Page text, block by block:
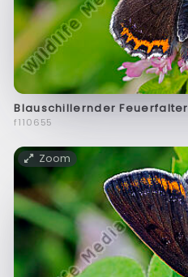
Blauschillernder Feuerfalter
f110655
Zoom